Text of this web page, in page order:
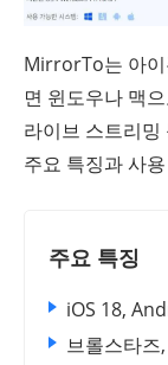
MirrorTo는 아이
면 윈도우나 맥
라이브 스트리
주요 특징과 사
주요 특징
iOS 18,
브롤스타즈